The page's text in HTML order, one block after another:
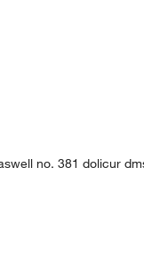
no. 381 dolicur